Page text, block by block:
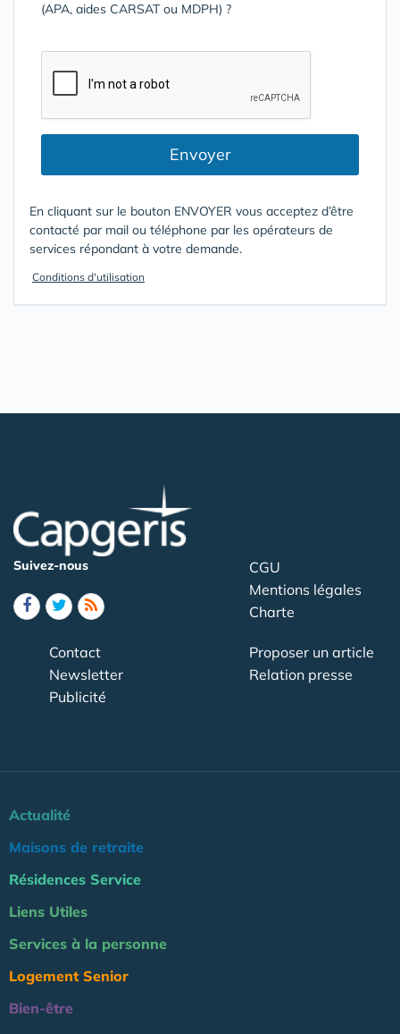
(APA, aides CARSAT ou MDPH) ?
Envoyer
En cliquant sur le bouton ENVOYER vous acceptez d’être
contacté par mail ou téléphone par les opérateurs de
services répondant à votre demande.
Conditions d'utilisation
Suivez-nous
CGU
Mentions légales
Charte
Contact
Newsletter
Publicité
Proposer un article
Relation presse
Actualité
Maisons de retraite
Résidences Service
Liens Utiles
Services à la personne
Logement Senior
Bien-être